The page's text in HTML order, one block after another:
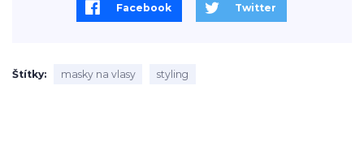
Facebook Twitter
Štítky masky na vlasy styling